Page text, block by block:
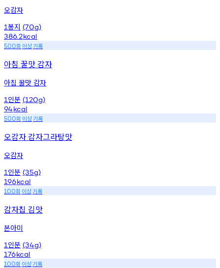
오감자
1봉지 (70g)
386.2kcal
500회 이상기록
아침 꿀맛 감자
아침 꿀맛 감자
1 인분 (120g)
94kcal
500회 이상기록
오감자 감자그라탕맛
오감자
1 인분 (35g)
196kcal
100회 이상기록
감자칩 김맛
본아미
1 인분 (34g)
176kcal
100회 이상기록